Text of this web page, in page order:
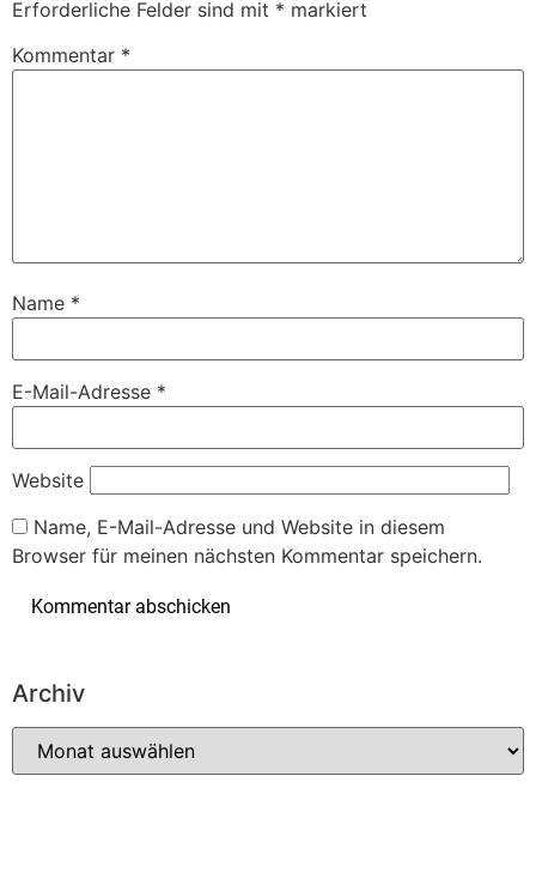
Erforderliche Felder sind mit * markiert
Kommentar *
Name *
E-Mail-Adresse *
Website
Name, E-Mail-Adresse und Website in diesem
Browser für meinen nächsten Kommentar speichern.
Archiv